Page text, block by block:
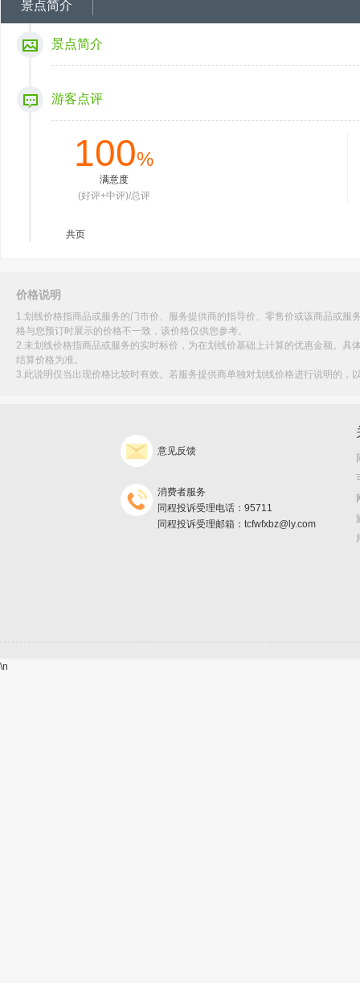
景点简介
景点简介
游客点评
100%
满意度
(好评+中评)/总评
共页
价格说明
1.划线价格指商品或服务的门市价、服务提供商的指导价、零售价或该商品或
格与您预订时展示的价格不一致，该价格仅供您参考。
2.未划线价格指商品或服务的实时标价，为在划线价基础上计算的优惠金额。
结算价格为准。
3.此说明仅当出现价格比较时有效。若服务提供商单独对划线价格进行说明的
意见反馈
消费者服务
同程投诉受理电话：95711
同程投诉受理邮箱：tcfwfxbz@ly.com
\n